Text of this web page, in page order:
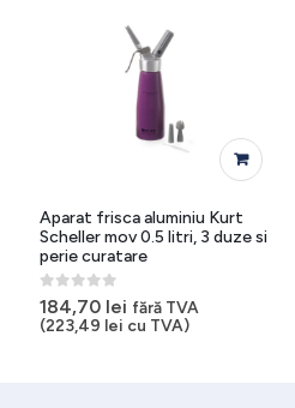
Aparat frisca aluminiu Kurt
Scheller mov 0.5 litri, 3 duze si
perie curatare
0out of 5
184,70 lei fără TVA
(223,49 lei cu TVA)